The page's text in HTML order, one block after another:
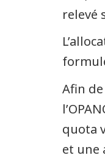
relevé
Afin
quota
et une